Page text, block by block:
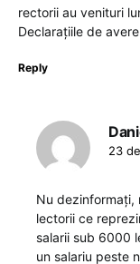
rectorii au venituri
Declarațiile de
Reply
23
Nu dezinformați,
lectorii ce
salarii sub 6000
un salariu peste